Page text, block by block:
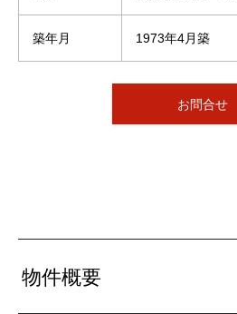
築年月 1973年4月築
お問合せ
物件概要